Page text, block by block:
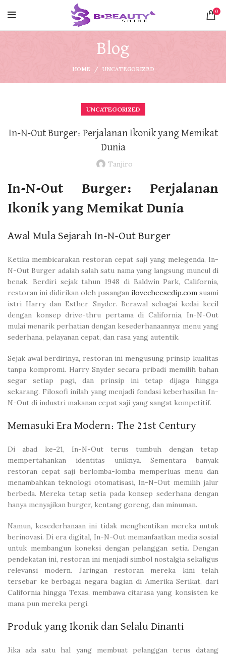
0
Blog
HOME UNCATEGORIZED
UNCATEGORIZED
In-N-Out Burger: Perjalanan Ikonik yang Memikat
Dunia
Tanjiro
In-N-Out Burger: Perjalanan
Ikonik yang Memikat Dunia
Awal Mula Sejarah In-N-Out Burger
Ketika membicarakan restoran cepat saji yang melegenda, In-
N-Out Burger adalah salah satu nama yang langsung muncul di
benak. Berdiri sejak tahun 1948 di Baldwin Park, California,
restoran ini didirikan oleh pasangan ilovecheesedip.com suami
istri Harry dan Esther Snyder. Berawal sebagai kedai kecil
dengan konsep drive-thru pertama di California, In-N-Out
mulai menarik perhatian dengan kesederhanaannya: menu yang
sederhana, pelayanan cepat, dan rasa yang autentik.
Sejak awal berdirinya, restoran ini mengusung prinsip kualitas
tanpa kompromi. Harry Snyder secara pribadi memilih bahan
segar setiap pagi, dan prinsip ini tetap dijaga hingga
sekarang. Filosofi inilah yang menjadi fondasi keberhasilan In-
N-Out di industri makanan cepat saji yang sangat kompetitif.
Memasuki Era Modern: The 21st Century
Di abad ke-21, In-N-Out terus tumbuh dengan tetap
mempertahankan identitas uniknya. Sementara banyak
restoran cepat saji berlomba-lomba memperluas menu dan
menambahkan teknologi otomatisasi, In-N-Out memilih jalur
berbeda. Mereka tetap setia pada konsep sederhana dengan
hanya menyajikan burger, kentang goreng, dan minuman.
Namun, kesederhanaan ini tidak menghentikan mereka untuk
berinovasi. Di era digital, In-N-Out memanfaatkan media sosial
untuk membangun koneksi dengan pelanggan setia. Dengan
pendekatan ini, restoran ini menjadi simbol nostalgia sekaligus
relevansi modern. Jaringan restoran mereka kini telah
tersebar ke berbagai negara bagian di Amerika Serikat, dari
California hingga Texas, membawa citarasa yang konsisten ke
mana pun mereka pergi.
Produk yang Ikonik dan Selalu Dinanti
Jika ada satu hal yang membuat pelanggan terus datang